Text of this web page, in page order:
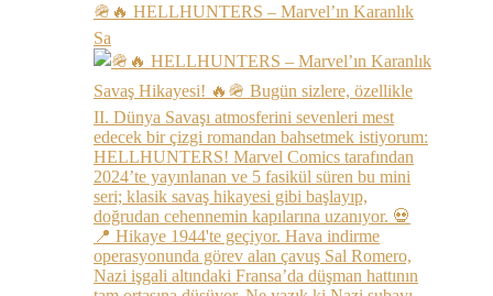
🪖🔥 HELLHUNTERS – Marvel’ın Karanlık
Sa